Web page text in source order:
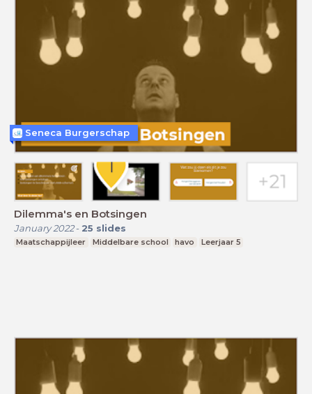
Dilemma's en Botsingen
January 2022- 25 slides
Maatschappijleer Middelbare school havo Leerjaar 5
Seneca Burgerschap